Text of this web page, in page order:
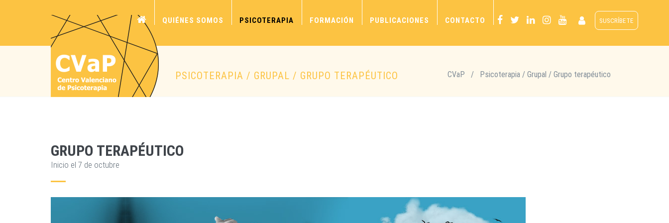
QUIÉNES SOMOS PSICOTERAPIA FORMACIÓN PUBLICACIONES CONTACTO SUSCRÍBETE
PSICOTERAPIA / GRUPAL / GRUPO TERAPÉUTICO CVaP / Psicoterapia / Grupal / Grupo terapéutico
GRUPO TERAPÉUTICO
Inicio el 7 de octubre